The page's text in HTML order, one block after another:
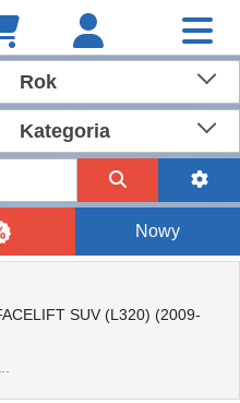
Rok
Kategoria
Nowy
SUV (L320) (2009-